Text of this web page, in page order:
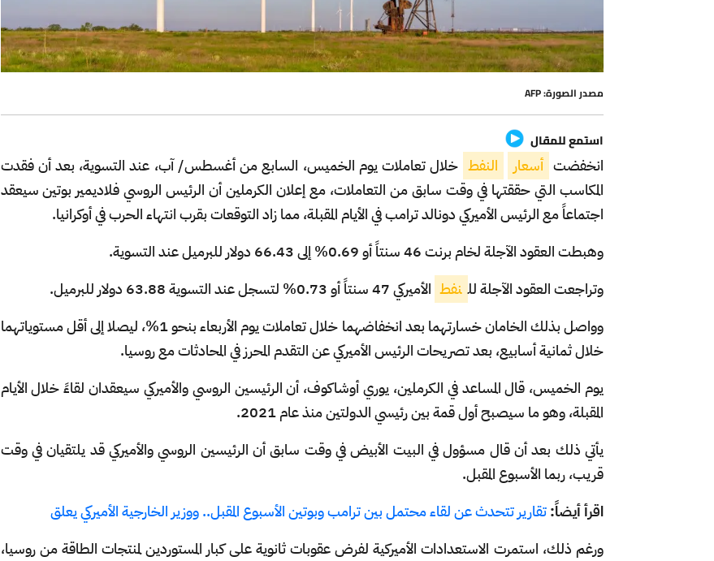
مصدر الصورة: AFP
استمع للمقال
انخفضت أسعار النفط خلال تعاملات يوم الخميس، السابع من أغسطس/ آب، عند التسوية، بعد أن فقدت
المكاسب التي حققتها في وقت سابق من التعاملات، مع إعلان الكرملين أن الرئيس الروسي فلاديمير بوتين سيعقد
اجتماعاً مع الرئيس الأميركي دونالد ترامب في الأيام المقبلة، مما زاد التوقعات بقرب انتهاء الحرب في أوكرانيا.
وهبطت العقود الآجلة لخام برنت 46 سنتاً أو 0.69% إلى 66.43 دولار للبرميل عند التسوية.
وتراجعت العقود الآجلة لل نفط الأميركي 47 سنتاً أو 0.73% لتسجل عند التسوية 63.88 دولار للبرميل.
وواصل بذلك الخامان خسارتهما بعد انخفاضهما خلال تعاملات يوم الأربعاء بنحو 1%، ليصلا إلى أقل مستوياتهما
خلال ثمانية أسابيع، بعد تصريحات الرئيس الأميركي عن التقدم المحرز في المحادثات مع روسيا.
يوم الخميس، قال المساعد في الكرملين، يوري أوشاكوف، أن الرئيسين الروسي والأميركي سيعقدان لقاءً خلال الأيام
المقبلة، وهو ما سيصبح أول قمة بين رئيسي الدولتين منذ عام 2021.
يأتي ذلك بعد أن قال مسؤول في البيت الأبيض في وقت سابق أن الرئيسين الروسي والأميركي قد يلتقيان في وقت
قريب، ربما الأسبوع المقبل.
اقرأ أيضاً:تقارير تتحدث عن لقاء محتمل بين ترامب وبوتين الأسبوع المقبل.. ووزير الخارجية الأميركي يعلق
ورغم ذلك، استمرت الاستعدادات الأميركية لفرض عقوبات ثانوية على كبار المستوردين لمنتجات الطاقة من روسيا،